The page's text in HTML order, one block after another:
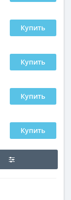
Купить
Купить
Купить
Купить